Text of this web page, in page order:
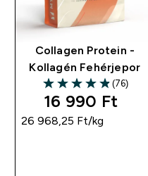
Collagen Protein -
Kollagén Fehérjepor
4.86 out of 5 stars
(76)
16 990 Ft‎
26 968,25 Ft‎/kg